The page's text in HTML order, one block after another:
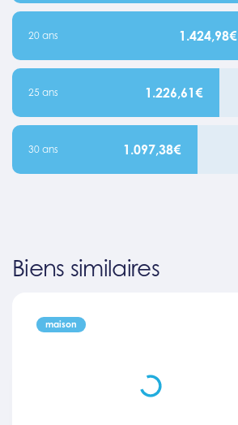
20 ans 1.424,98€
25 ans 1.226,61€
30 ans 1.097,38€
Biens similaires
maison